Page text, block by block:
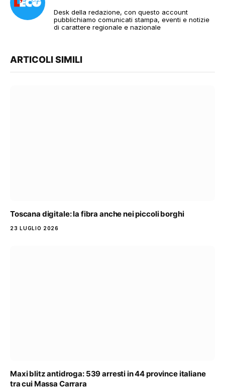
Desk della redazione, con questo account
pubblichiamo comunicati stampa, eventi e notizie
di carattere regionale e nazionale
ARTICOLI SIMILI
Toscana digitale: la fibra anche nei piccoli borghi
23 LUGLIO 2026
Maxi blitz antidroga: 539 arresti in 44 province italiane
tra cui Massa Carrara